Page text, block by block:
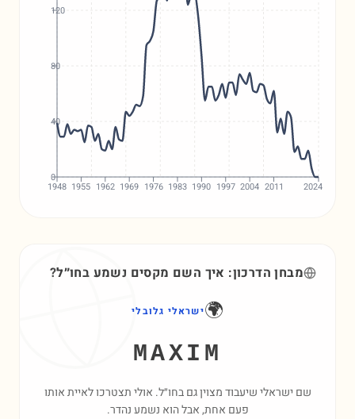
1948 1955 1962 1969 1976 1983 1990 1997 2004 2011 2024
0
40
80
120
מבחן הדרכון: איך השם מקסים נשמע בחו״ל?
🌍ישראלי גלובלי
MAXIM
שם ישראלי שיעבוד מצוין גם בחו״ל. אולי תצטרכו לאיית אותו
פעם אחת, אבל הוא נשמע נהדר.